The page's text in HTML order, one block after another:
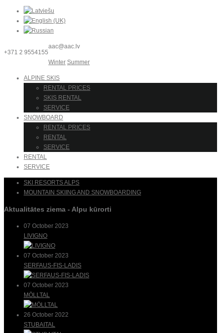
+371 2 9554155
aac@aac.lv
Winter Summer
ALPINE SKIS
RENTAL PRICES
SKIS RENTAL
SERVICE
SNOWBOARD
RENTAL PRICES
RENTAL
SERVICE
RENTAL
SERVICE
SKI RESORTS ALPS
MOUNTAIN SKIING AND SNOWBOARDING
Aktualitātes ziema - Alpu kūrorti
07 October 2023
LIVIGNO
07 October 2023
SERFAUS-FIS-LADIS
07 October 2023
MÖLLTAL
26 October 2022
STUBAITAL